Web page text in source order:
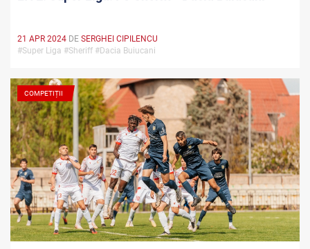
21 APR 2024 DE SERGHEI CIPILENCU
#Super Liga #Sheriff #Dacia Buiucani
COMPETIȚII